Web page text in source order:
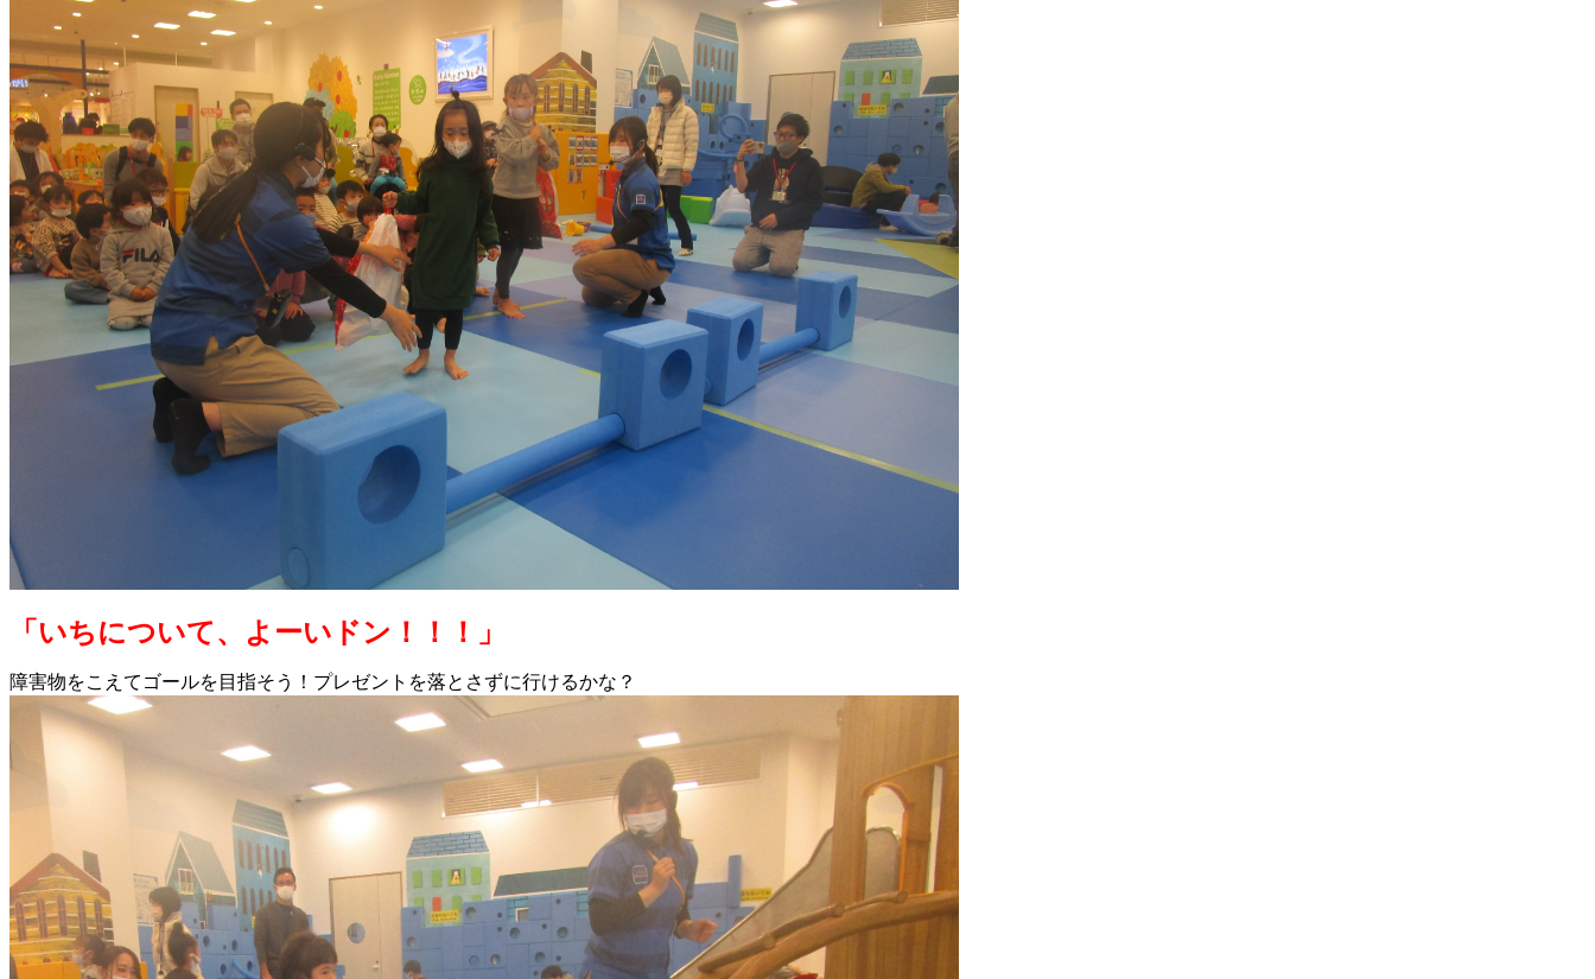
「いちについて、よーいドン！！！」
障害物をこえてゴールを目指そう！プレゼントを落とさずに行けるかな？